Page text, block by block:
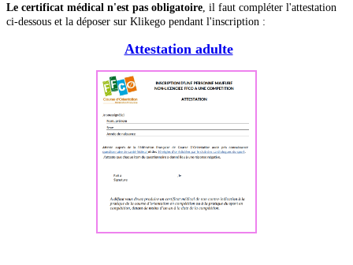
Le certificat médical n'est pas obligatoire, il faut compléter l'attestation
ci-dessous et la déposer sur Klikego pendant l'inscription :
Attestation adulte